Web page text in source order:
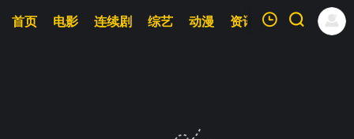
首页 电影 连续剧 综艺 动漫 资讯 明星 周表